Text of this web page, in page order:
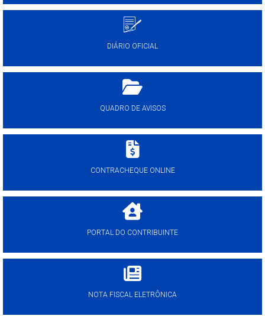
DIÁRIO OFICIAL
QUADRO DE AVISOS
CONTRACHEQUE ONLINE
PORTAL DO CONTRIBUINTE
NOTA FISCAL ELETRÔNICA